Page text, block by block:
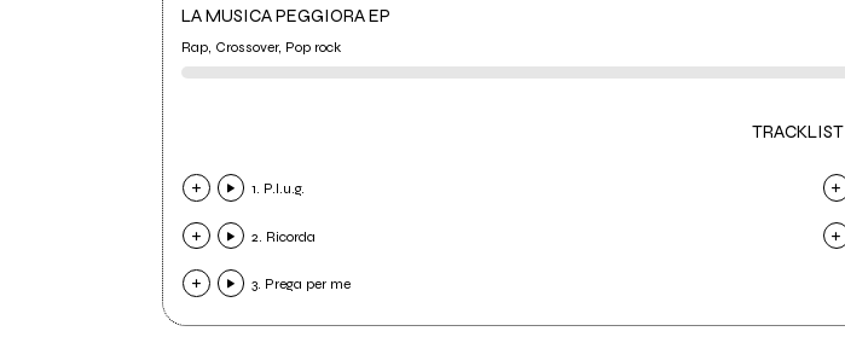
LA MUSICA PEGGIORA EP
Rap, Crossover, Pop rock
TRACKLIST
1. P.l.u.g.
2. Ricorda
3. Prega per me